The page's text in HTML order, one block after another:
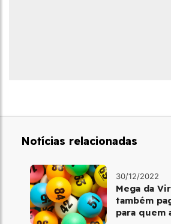
Notícias relacionadas
30/12/2022
Mega da
também
para quem